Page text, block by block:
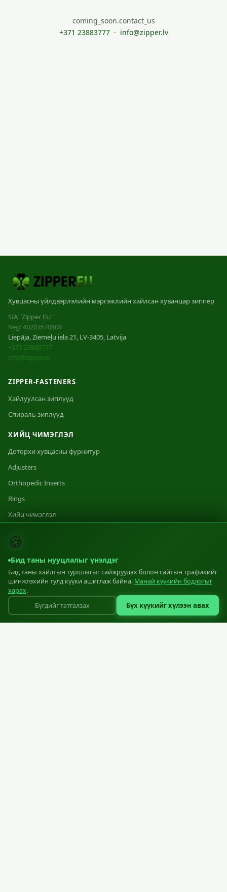
coming_soon.contact_us
+371 23883777· info@zipper.lv
Хувцасны үйлдвэрлэлийн мэргэжлийн хайлсан хуванцар зиппер
SIA "Zipper EU"
Reg: 40203570806
Liepāja, Ziemeļu iela 21, LV-3405, Latvija
+371 23883777
info@zipper.lv
ZIPPER-FASTENERS
Хайлуулсан зиплүүд
Спираль зиплүүд
ХИЙЦ ЧИМЭГЛЭЛ
Доторхи хувцасны фурнитур
Adjusters
Orthopedic Inserts
Rings
Хийц чимэглэл
Category 2
Category 3
ҮЙЛДВЭРЛЭЛ
Үйлдвэрлэл
Equipment
🍪
Бид таны нууцлалыг үнэлдэг
Бид таны хайлтын туршлагыг сайжруулах болон сайтын трафикийг
шинжлэхийн тулд күүки ашиглаж байна. Манай күүкийн бодлогыг
харах.
Бүгдийг татгалзах
Бүх күүкийг хүлээн авах